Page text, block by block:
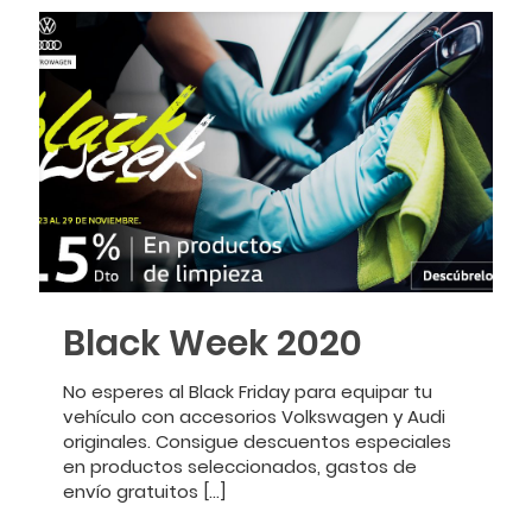
Black Week 2020
No esperes al Black Friday para equipar tu
vehículo con accesorios Volkswagen y Audi
originales. Consigue descuentos especiales
en productos seleccionados, gastos de
envío gratuitos […]